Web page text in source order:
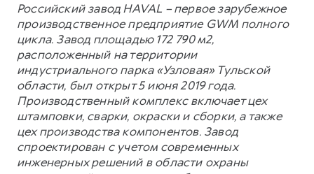
Российский завод HAVAL – первое зарубежное
производственное предприятие GWM полного
цикла. Завод площадью 172 790 м2,
расположенный на территории
индустриального парка «Узловая» Тульской
области, был открыт 5 июня 2019 года.
Производственный комплекс включает цех
штамповки, сварки, окраски и сборки, а также
цех производства компонентов. Завод
спроектирован с учетом современных
инженерных решений в области охраны